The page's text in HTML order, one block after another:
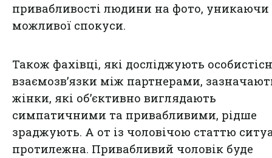
привабливості людини на фото, уникаючи
можливої спокуси.
Також фахівці, які досліджують
взаємозв’язки між партнерами,
жінки, які об’єктивно виглядають
симпатичними та привабливими, рідше
зраджують. А от із чоловічою статтю
протилежна. Привабливий чоловік буде